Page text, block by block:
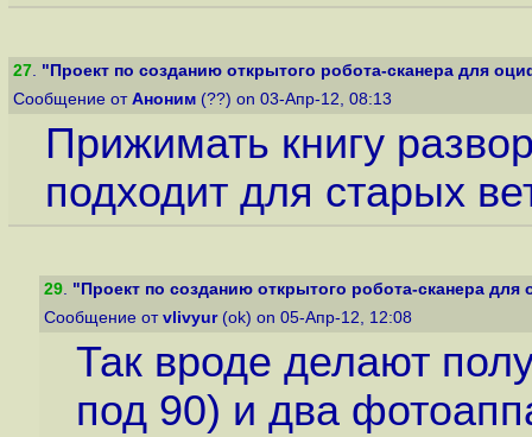
27. "Проект по созданию открытого робота-сканера для
Сообщение от Аноним (??) on 03-Апр-12, 08:13
Прижимать книгу
подходит для старых
29. "Проект по созданию открытого робота-сканера
Сообщение от vlivyur(ok) on 05-Апр-12, 12:08
Так вроде делают
под 90) и два